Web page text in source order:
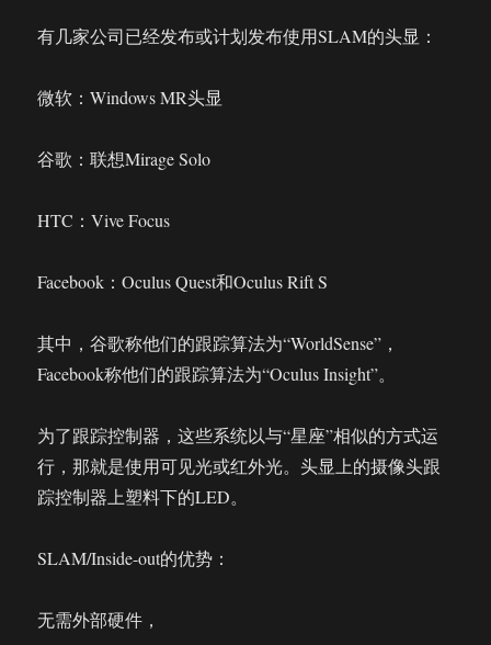
有几家公司已经发布或计划发布使用SLAM的头显：
微软：Windows MR头显
谷歌：联想Mirage Solo
HTC：Vive Focus
Facebook：Oculus Quest和Oculus Rift S
其中，谷歌称他们的跟踪算法为“WorldSense”，
Facebook称他们的跟踪算法为“Oculus Insight”。
为了跟踪控制器，这些系统以与“星座”相似的方式运
行，那就是使用可见光或红外光。头显上的摄像头跟
踪控制器上塑料下的LED。
SLAM/Inside-out的优势：
无需外部硬件，